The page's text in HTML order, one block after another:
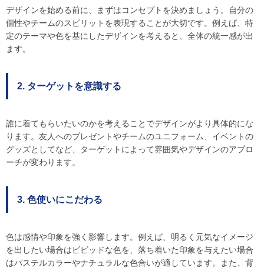
デザインを始める前に、まずはコンセプトを決めましょう。自分の
個性やチームのスピリットを表現することが大切です。例えば、特
定のテーマや色を基にしたデザインを考えると、全体の統一感が出
ます。
2. ターゲットを意識する
誰に着てもらいたいのかを考えることでデザインがより具体的にな
ります。友人へのプレゼントやチームのユニフォーム、イベントの
グッズとしてなど、ターゲットによって雰囲気やデザインのアプロ
ーチが変わります。
3. 色使いにこだわる
色は感情や印象を強く影響します。例えば、明るく元気なイメージ
を出したい場合はビビッドな色を、落ち着いた印象を与えたい場合
はパステルカラーやナチュラルな色合いが適しています。また、背